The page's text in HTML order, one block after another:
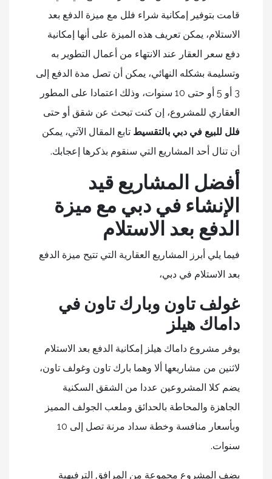
قامت بتوفير إمكانية شراء فلل مع ميزة الدفع بعد
الاستلام، يمكن تعريف هذه الميزة على أنها إمكانية
دفع سعر العقار عند الانتهاء من أعمال التطوير به
وتسليمة بشكله النهائي، يمكن أن تصل مدة الدفع إلى
3 أو 5 أو حتى 10 سنوات، وذلك اعتمادا على المطور
العقاري للمشروع، إن كنت تبحث عن شقق أو حتى
فلل للبيع في دبي بالتقسيط تابع المقال الآتي، يمكن
أن تنال أحد المشاريع التي سنقوم بذكرها إعجابك.
أفضل المشاريع قيد
الإنشاء في دبي مع ميزة
الدفع بعد الاستلام
فيما يلي أبرز المشاريع العقارية التي تتيح ميزة الدفع
بعد الاستلام في دبي،
غولف تاون وبارك تاون في
داماك هيلز
يوفر مشروع داماك هيلز إمكانية الدفع بعد الاستلام
لاثنين من مشاريعها ألا وهما بارك تاون وغولف تاون،
يضم كلا المشروعين عددا من الشقق السكنية
الجاهزة والمحاطة بالحدائق وملعب الجولف المميز
وبأسعار منافسة وخطة سداد مرنة تصل إلى 10
سنوات.
يضف المشروع مجموعة من المرافق الترفيهية